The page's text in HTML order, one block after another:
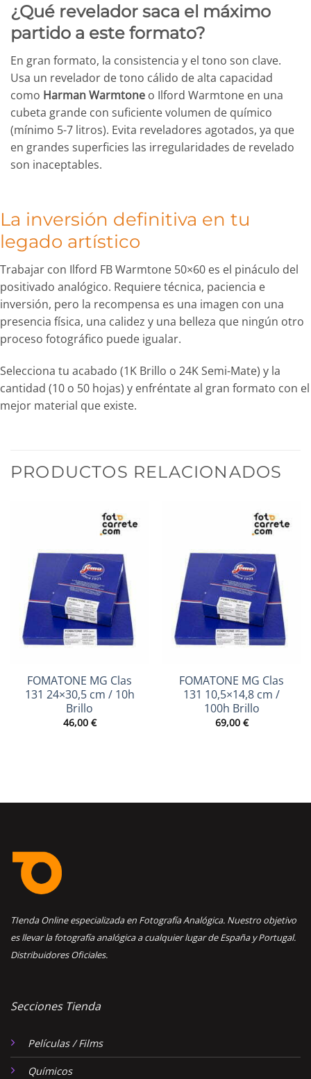
¿Qué revelador saca el máximo
partido a este formato?
En gran formato, la consistencia y el tono son clave.
Usa un revelador de tono cálido de alta capacidad
como Harman Warmtone o Ilford Warmtone en una
cubeta grande con suficiente volumen de químico
(mínimo 5-7 litros). Evita reveladores agotados, ya que
en grandes superficies las irregularidades de revelado
son inaceptables.
La inversión definitiva en tu
legado artístico
Trabajar con Ilford FB Warmtone 50×60 es el pináculo del
positivado analógico. Requiere técnica, paciencia e
inversión, pero la recompensa es una imagen con una
presencia física, una calidez y una belleza que ningún otro
proceso fotográfico puede igualar.
Selecciona tu acabado (1K Brillo o 24K Semi-Mate) y la
cantidad (10 o 50 hojas) y enfréntate al gran formato con el
mejor material que existe.
PRODUCTOS RELACIONADOS
FOMATONE MG Clas
131 24×30,5 cm / 10h
Brillo
46,00 €
FOMATONE MG Clas
131 10,5×14,8 cm /
100h Brillo
69,00 €
TIenda Online especializada en Fotografía Analógica. Nuestro objetivo
es llevar la fotografía analógica a cualquier lugar de España y Portugal.
Distribuidores Oficiales.
Secciones Tienda
Películas / Films
Químicos